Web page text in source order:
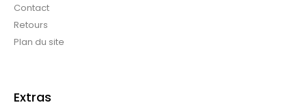
Contact
Retours
Plan du site
Extras